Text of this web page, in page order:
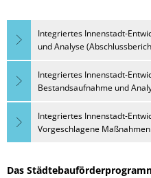
Integriertes Innenstadt-
und Analyse
Integriertes Innenstadt-
Bestandsaufnahme und
Integriertes Innenstadt-
Vorgeschlagene
Das